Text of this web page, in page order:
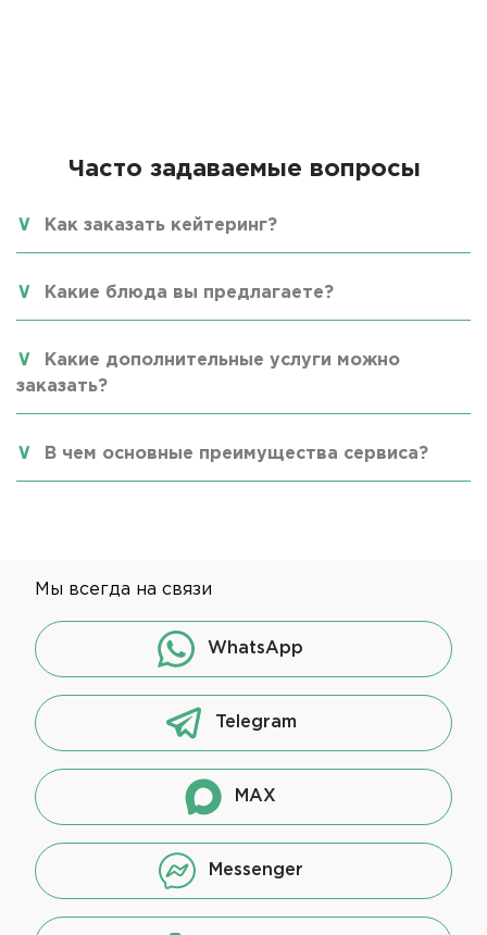
Часто задаваемые вопросы
Как заказать кейтеринг?
Какие блюда вы предлагаете?
Какие дополнительные услуги можно
заказать?
В чем основные преимущества сервиса?
Мы всегда на связи
WhatsApp
Telegram
MAX
Messenger